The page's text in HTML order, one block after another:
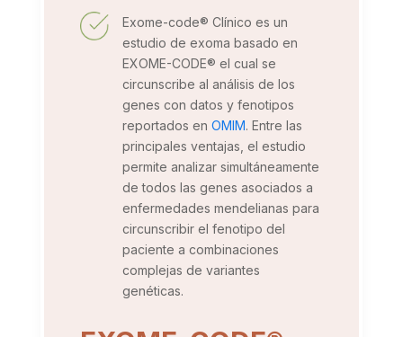
Exome-code® Clínico es un
estudio de exoma basado en
EXOME-CODE® el cual se
circunscribe al análisis de los
genes con datos y fenotipos
reportados en OMIM. Entre las
principales ventajas, el estudio
permite analizar simultáneamente
de todos las genes asociados a
enfermedades mendelianas para
circunscribir el fenotipo del
paciente a combinaciones
complejas de variantes
genéticas.